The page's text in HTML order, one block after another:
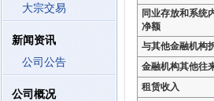
大宗交易
新闻资讯
公司公告
公司概况
同业存放和系统
净额
与其他金融机构
金融机构其他往
租赁收入